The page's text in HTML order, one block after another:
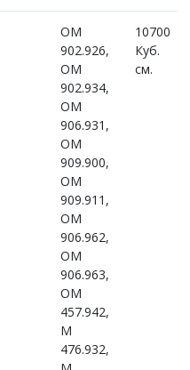
OM
902.926,
OM
902.934,
OM
906.931,
OM
909.900,
OM
909.911,
OM
906.962,
OM
906.963,
OM
457.942,
M
476.932,
10700
Куб.
см.